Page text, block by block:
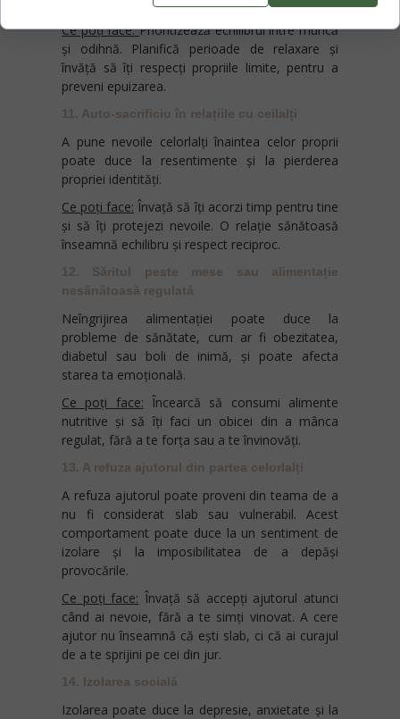
Ce poți face: Prioritizează echilibrul între muncă
și odihnă. Planifică perioade de relaxare și
învăță să îți respecți propriile limite, pentru a
preveni epuizarea.
11. Auto-sacrificiu în relațiile cu ceilalți
A pune nevoile celorlalți înaintea celor proprii
poate duce la resentimente și la pierderea
propriei identități.
Ce poți face: Învață să îți acorzi timp pentru tine
și să îți protejezi nevoile. O relație sănătoasă
înseamnă echilibru și respect reciproc.
12. Săritul peste mese sau alimentație
nesănătoasă regulată
Neîngrijirea alimentației poate duce la
probleme de sănătate, cum ar fi obezitatea,
diabetul sau boli de inimă, și poate afecta
starea ta emoțională.
Ce poți face: Încearcă să consumi alimente
nutritive și să îți faci un obicei din a mânca
regulat, fără a te forța sau a te învinovăți.
13. A refuza ajutorul din partea celorlalți
A refuza ajutorul poate proveni din teama de a
nu fi considerat slab sau vulnerabil. Acest
comportament poate duce la un sentiment de
izolare și la imposibilitatea de a depăși
provocările.
Ce poți face: Învață să accepți ajutorul atunci
când ai nevoie, fără a te simți vinovat. A cere
ajutor nu înseamnă că ești slab, ci că ai curajul
de a te sprijini pe cei din jur.
14. Izolarea socială
Izolarea poate duce la depresie, anxietate și la